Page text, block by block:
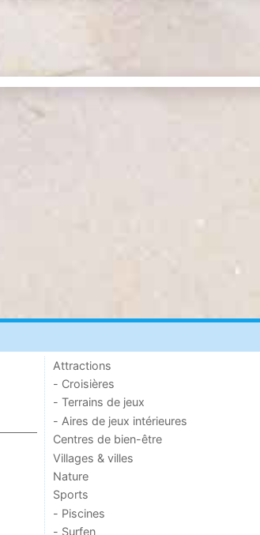
Attractions
- Croisières
- Terrains de jeux
- Aires de jeux intérieures
Centres de bien-être
Villages & villes
Nature
Sports
- Piscines
- Surfen